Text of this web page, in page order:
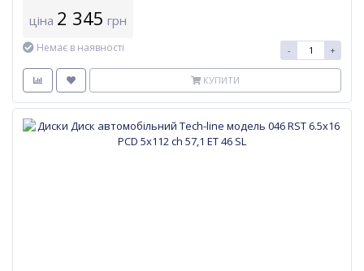
ціна 2 345 грн
Немає в наявності - +
КУПИТИ